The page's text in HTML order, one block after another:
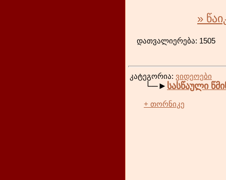
»
კატეგორია: ვიდეოები
└─► სასწაული
+ თორნიკე